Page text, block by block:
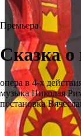
Премьера
Сказка о
опера в 4-х
музыка Николая
постановка